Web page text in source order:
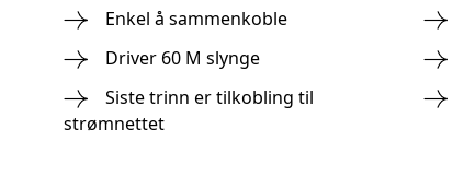
Enkel å sammenkoble
Driver 60 M slynge
Siste trinn er tilkobling til
strømnettet